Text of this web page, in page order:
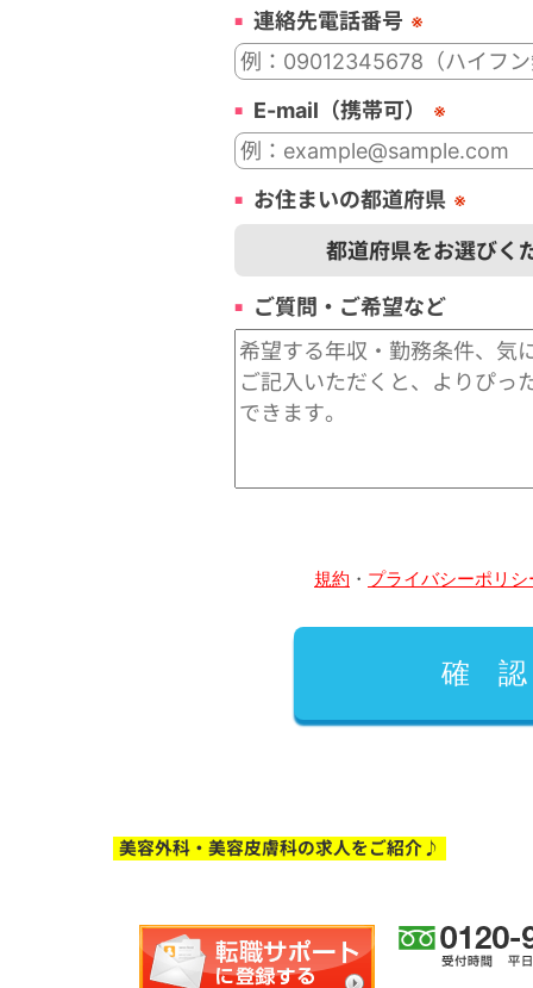
連絡先電話番号 ※
E-mail（携帯可） ※
お住まいの都道府県 ※
ご質問・ご希望など
規約 ・ プライバシーポリシ
美容外科・美容皮膚科の求人をご紹介♪